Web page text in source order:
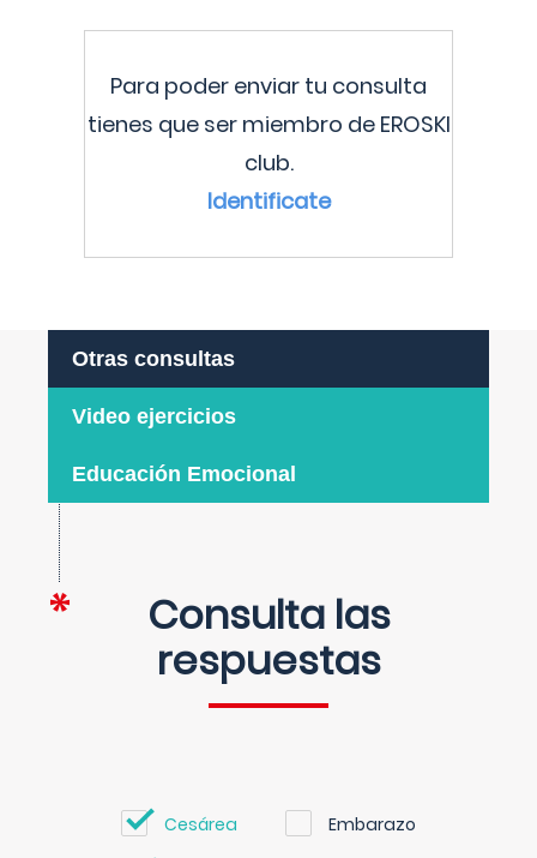
Para poder enviar tu consulta
tienes que ser miembro de EROSKI
club.
Identificate
Otras consultas
Video ejercicios
Educación Emocional
Consulta las
respuestas
Cesárea Embarazo